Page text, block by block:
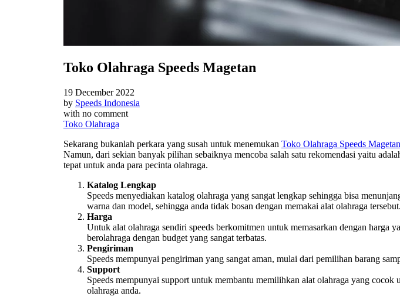
Toko Olahraga Speeds Magetan
19 December 2022
by Speeds Indonesia
with no comment
Toko Olahraga
Sekarang bukanlah perkara yang susah untuk menemukan Toko Olahraga Speeds Magetan
Namun, dari sekian banyak pilihan sebaiknya mencoba salah satu rekomendasi yaitu
tepat untuk anda para pecinta olahraga.
Katalog Lengkap
Speeds menyediakan katalog olahraga yang sangat lengkap sehingga bisa
warna dan model, sehingga anda tidak bosan dengan memakai alat olahraga tersebut.
Harga
Untuk alat olahraga sendiri speeds berkomitmen untuk memasarkan dengan harga
berolahraga dengan budget yang sangat terbatas.
Pengiriman
Speeds mempunyai pengiriman yang sangat aman, mulai dari pemilihan barang
Support
Speeds mempunyai support untuk membantu memilihkan alat olahraga yang
olahraga anda.